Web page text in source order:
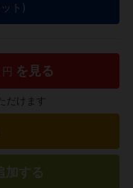
ト)
円 を見る
だけます
加する